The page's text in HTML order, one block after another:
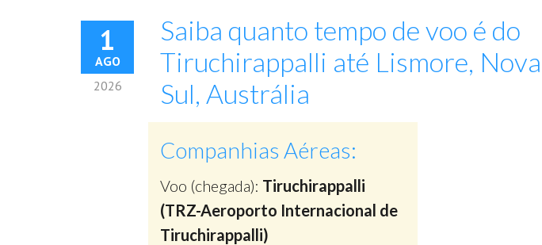
1
AGO
2026
Saiba quanto tempo de voo é do
Tiruchirappalli até Lismore,
Sul, Austrália
Companhias Aéreas:
Voo (chegada): Tiruchirappalli
(TRZ-Aeroporto Internacional de
Tiruchirappalli)